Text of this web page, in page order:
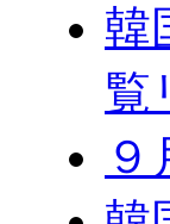
韓
覧